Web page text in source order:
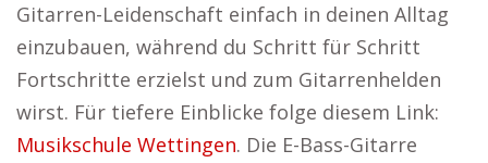
Gitarren-Leidenschaft einfach in deinen Alltag
einzubauen, während du Schritt für Schritt
Fortschritte erzielst und zum Gitarrenhelden
wirst. Für tiefere Einblicke folge diesem Link:
Musikschule Wettingen. Die E-Bass-Gitarre